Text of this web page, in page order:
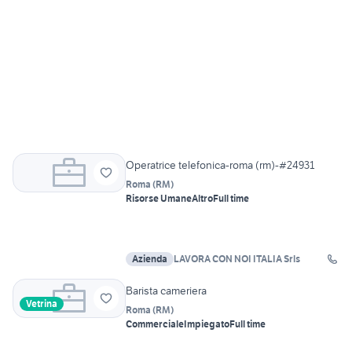
Operatrice telefonica-roma (rm)-#24931
Roma (RM)
Risorse UmaneAltroFull time
Azienda LAVORA CON NOI ITALIA Srls
Vetrina
Barista cameriera
Roma (RM)
CommercialeImpiegatoFull time